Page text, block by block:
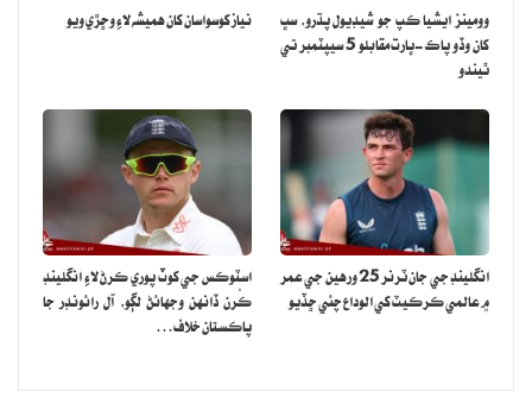
وومينز ايشيا ڪپ جو شيڊيول پڌرو، سڀ
کان وڏو پاڪ-ڀارت مقابلو 5 سيپٽمبر تي
ٿيندو
نياز کوسواسان کان هميشه لاءِ وڇڙي ويو
انگلينڊ جي جان ٽرنر 25 ورهين جي عمر
۾ عالمي ڪرڪيٽ کي الوداع چئي ڇڏيو
اسٽوڪس جي کوٽ پوري ڪرڻ لاءِ انگلينڊ
ڪُرن ڏانهن وجهائڻ لڳو، آل رائونڊر جا
پاڪستان خلاف…